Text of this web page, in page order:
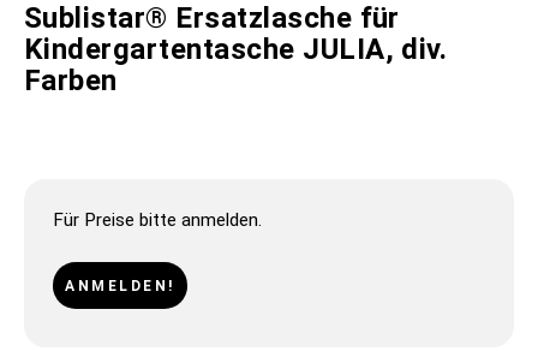
Sublistar® Ersatzlasche für
Kindergartentasche JULIA, div.
Farben
Für Preise bitte anmelden.
ANMELDEN!